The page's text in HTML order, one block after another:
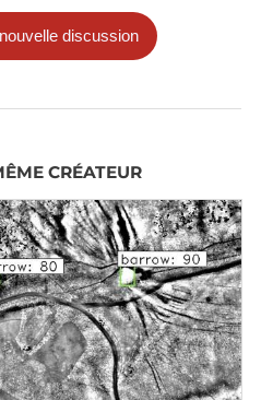
discussion
CRÉATEUR